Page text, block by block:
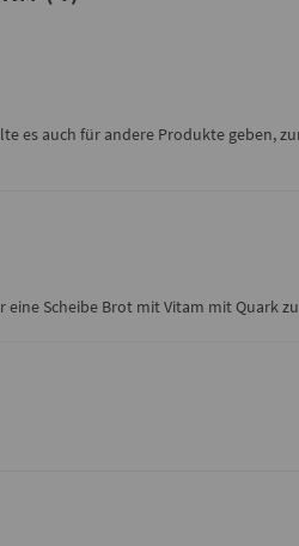
es auch für andere Produkte geben,
Scheibe Brot mit Vitam mit Quark